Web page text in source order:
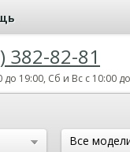
382-82-81
19:00, Сб и Вс с 10:00
Все